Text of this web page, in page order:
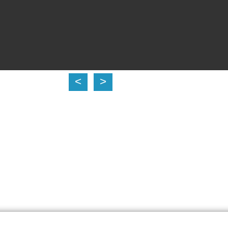
< >